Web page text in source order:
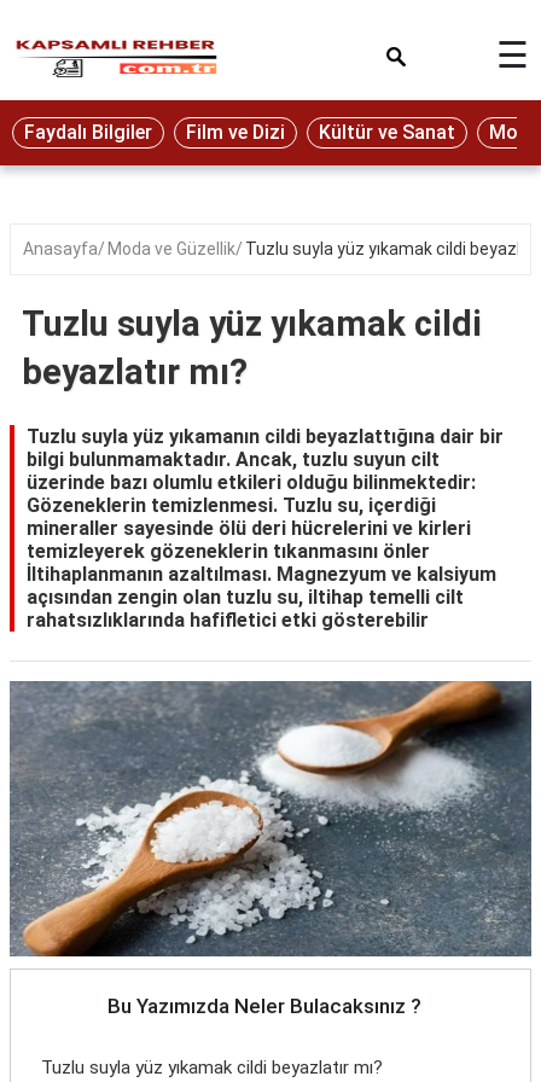
Eğitim
Ekonomi
Seyahat
Oyun
Yaşam
Hukuk
Blog
☰
Faydalı Bilgiler Film ve Dizi Kültür ve Sanat
Anasayfa Moda ve Güzellik Tuzlu suyla yüz yıkamak cildi
Tuzlu suyla yüz yıkamak cildi
beyazlatır mı?
Tuzlu suyla yüz yıkamanın cildi beyazlattığına dair bir
bilgi bulunmamaktadır. Ancak, tuzlu suyun cilt
üzerinde bazı olumlu etkileri olduğu bilinmektedir:
Gözeneklerin temizlenmesi. Tuzlu su, içerdiği
mineraller sayesinde ölü deri hücrelerini ve kirleri
temizleyerek gözeneklerin tıkanmasını önler
İltihaplanmanın azaltılması. Magnezyum ve kalsiyum
açısından zengin olan tuzlu su, iltihap temelli cilt
rahatsızlıklarında hafifletici etki gösterebilir
Bu Yazımızda Neler Bulacaksınız ?
Tuzlu suyla yüz yıkamak cildi beyazlatır mı?